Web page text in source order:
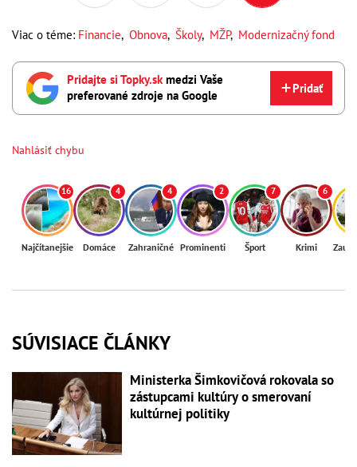
Viac o téme: Financie, Obnova, Školy, MŽP, Modernizačný fond
Pridajte si Topky.skmedzi Vaše
preferované zdroje na Google
Pridať
Nahlásiť chybu
16
Najčítanejšie
4
Domáce
4
Zahraničné
2
Prominenti
7
Šport
6
Krimi
SÚVISIACE ČLÁNKY
Ministerka Šimkovičová rokovala so
zástupcami kultúry o smerovaní
kultúrnej politiky